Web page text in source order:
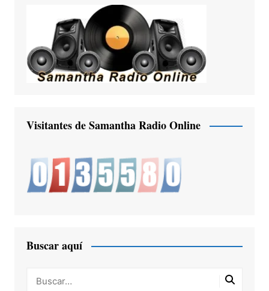
Visitantes de Samantha Radio Online
Buscar aquí